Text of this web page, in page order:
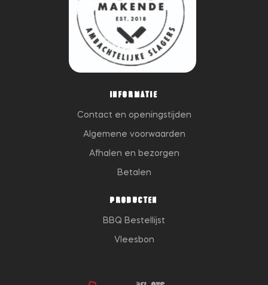
INFORMATIE
Contact en openingstijden
Algemene voorwaarden
Afhalen en bezorgen
Betalen
PRODUCTEN
BBQ Bestellijst
Vleesbon